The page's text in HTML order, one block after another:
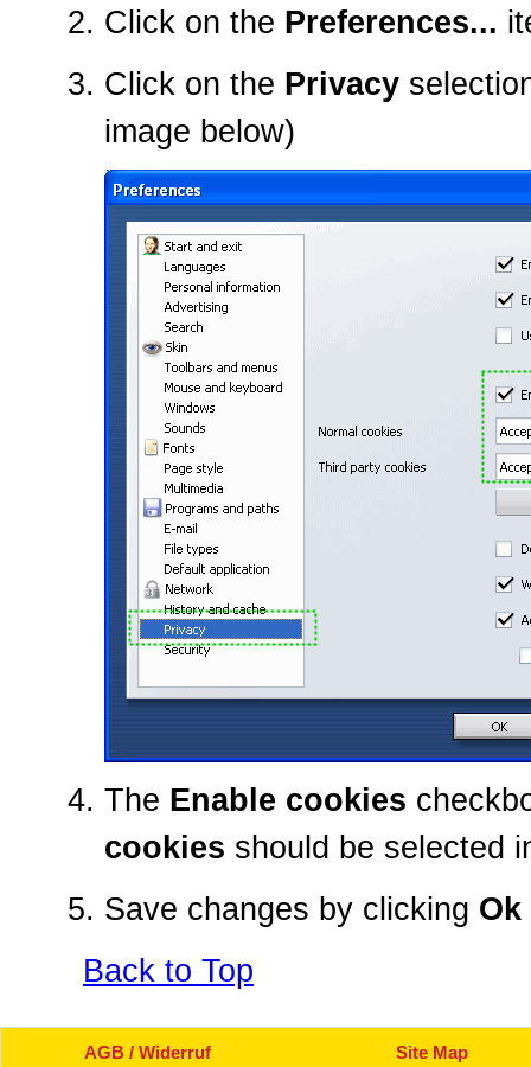
Click on the Preferences...
Click on the Privacy
image below)
The Enable cookies
cookies should be selected
Save changes by clicking Ok
Back to Top
AGB / Widerruf
Site Map